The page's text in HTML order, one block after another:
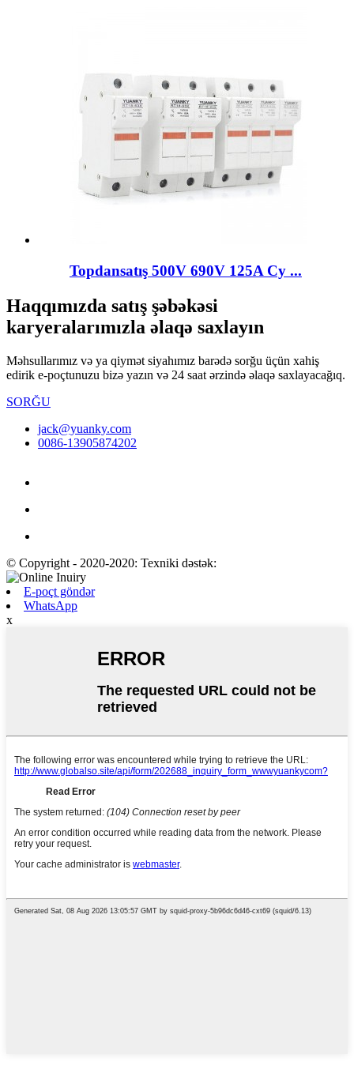
Topdansatış 500V 690V 125A Cy ...
Haqqımızda satış şəbəkəsi
karyeralarımızla əlaqə saxlayın
Məhsullarımız və ya qiymət siyahımız barədə sorğu üçün xahiş
edirik e-poçtunuzu bizə yazın və 24 saat ərzində əlaqə saxlayacağıq.
SORĞU
jack@yuanky.com
0086-13905874202
© Copyright - 2020-2020: Texniki dəstək:
E-poçt göndər
WhatsApp
x